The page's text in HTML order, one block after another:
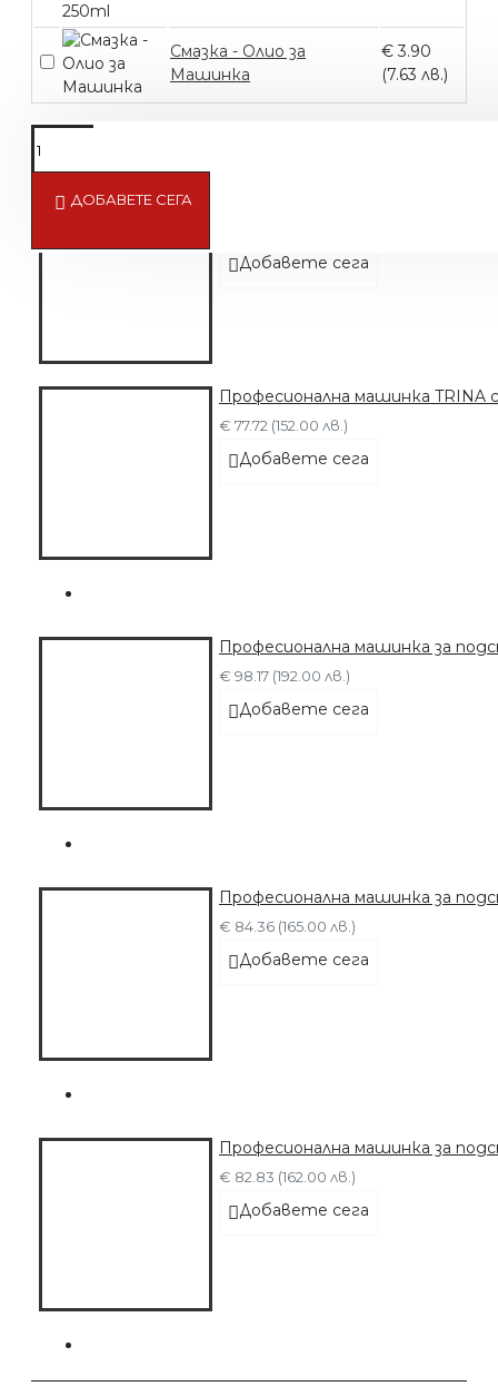
Смазка - Олио за
Машинка
€ 3.90
(7.63 лв.)
ДОБАВЕТЕ СЕГА
Добавете сега
Професионална машинка TRINA
€ 77.72 (152.00 лв.)
Добавете сега
Професионална машинка за
€ 98.17 (192.00 лв.)
Добавете сега
Професионална машинка за
€ 84.36 (165.00 лв.)
Добавете сега
Професионална машинка за
€ 82.83 (162.00 лв.)
Добавете сега